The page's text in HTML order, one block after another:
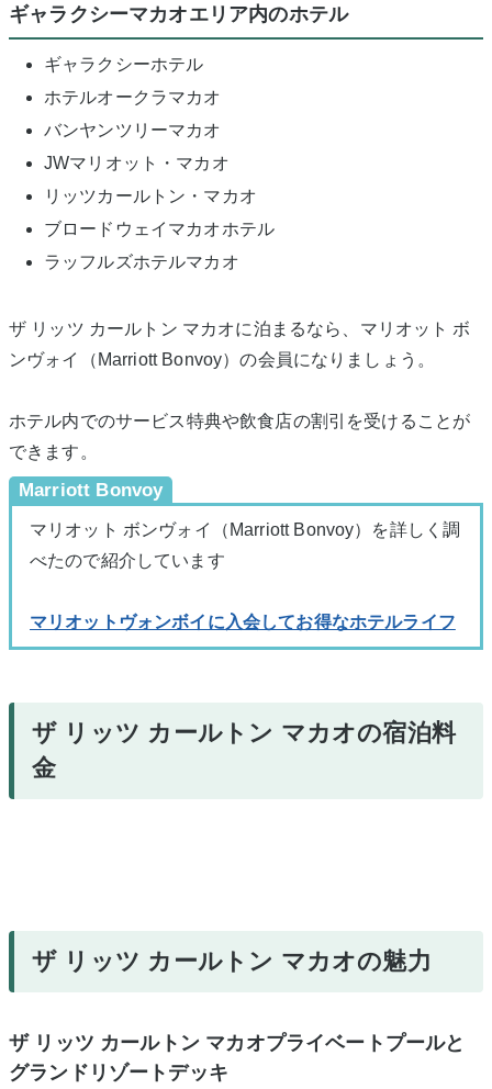
ギャラクシーマカオエリア内のホテル
ギャラクシーホテル
ホテルオークラマカオ
バンヤンツリーマカオ
JWマリオット・マカオ
リッツカールトン・マカオ
ブロードウェイマカオホテル
ラッフルズホテルマカオ
ザ リッツ カールトン マカオに泊まるなら、マリオット ボ
ンヴォイ（Marriott Bonvoy）の会員になりましょう。
ホテル内でのサービス特典や飲食店の割引を受けることが
できます。
Marriott Bonvoy
マリオット ボンヴォイ（Marriott Bonvoy）を詳しく調
べたので紹介しています
マリオットヴォンボイに入会してお得なホテルライフ
ザ リッツ カールトン マカオの宿泊料
金
ザ リッツ カールトン マカオの魅力
ザ リッツ カールトン マカオプライベートプールと
グランドリゾートデッキ